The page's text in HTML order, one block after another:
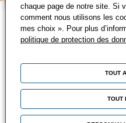
Tout
Qu’est-ce que le
les différents
et comment les
chaque page de notre site. Si
comment nous utilisons les
mes choix ». Pour plus
politique de protection des
TOUT
TOUT